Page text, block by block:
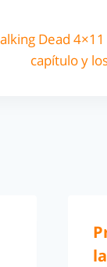
Dead
capítulo y